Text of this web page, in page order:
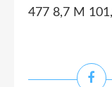
477 8,7 M